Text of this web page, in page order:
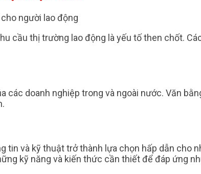
cầu thị trường lao động là yếu tố then chốt.
các doanh nghiệp trong và ngoài nước. Văn
và kỹ thuật trở thành lựa chọn hấp dẫn cho
kỹ năng và kiến thức cần thiết để đáp ứng